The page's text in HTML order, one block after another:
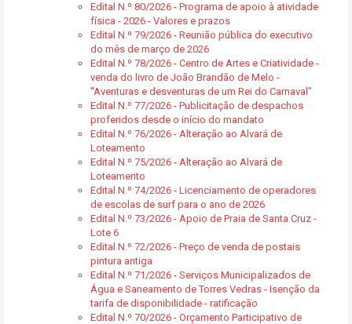
Edital N.º 80/2026 - Programa de apoio à atividade
física - 2026 - Valores e prazos
Edital N.º 79/2026 - Reunião pública do executivo
do mês de março de 2026
Edital N.º 78/2026 - Centro de Artes e Criatividade -
venda do livro de João Brandão de Melo -
"Aventuras e desventuras de um Rei do Carnaval"
Edital N.º 77/2026 - Publicitação de despachos
proferidos desde o início do mandato
Edital N.º 76/2026 - Alteração ao Alvará de
Loteamento
Edital N.º 75/2026 - Alteração ao Alvará de
Loteamento
Edital N.º 74/2026 - Licenciamento de operadores
de escolas de surf para o ano de 2026
Edital N.º 73/2026 - Apoio de Praia de Santa Cruz -
Lote 6
Edital N.º 72/2026 - Preço de venda de postais
pintura antiga
Edital N.º 71/2026 - Serviços Municipalizados de
Água e Saneamento de Torres Vedras - Isenção da
tarifa de disponibilidade - ratificação
Edital N.º 70/2026 - Orçamento Participativo de